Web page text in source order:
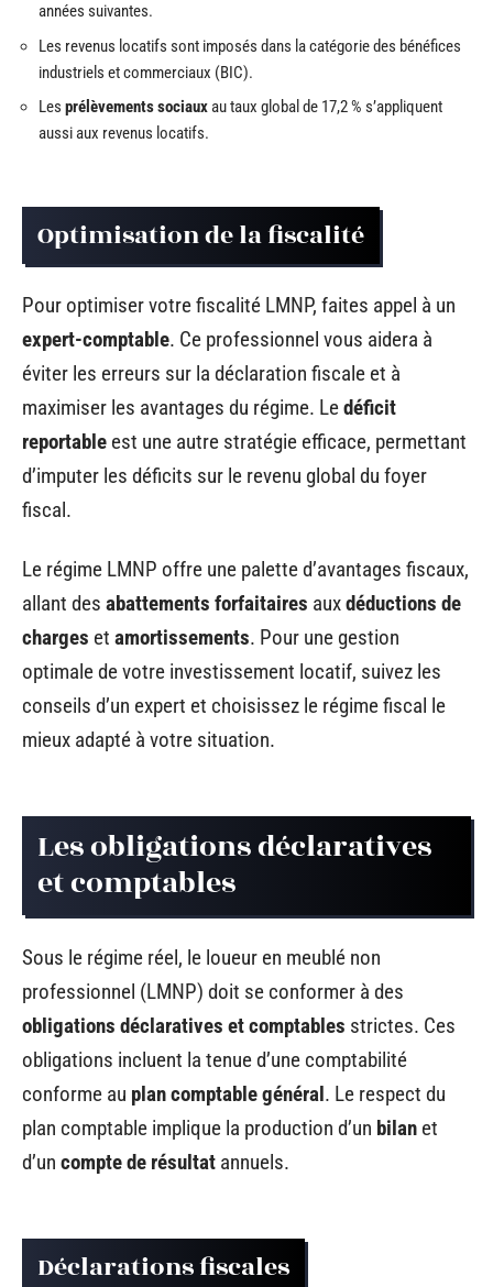
années suivantes.
Les revenus locatifs sont imposés dans la catégorie des bénéfices
industriels et commerciaux (BIC).
Les prélèvements sociauxau taux global de 17,2 % s’appliquent
aussi aux revenus locatifs.
Optimisation de la fiscalité
Pour optimiser votre fiscalité LMNP, faites appel à un
expert-comptable. Ce professionnel vous aidera à
éviter les erreurs sur la déclaration fiscale et à
maximiser les avantages du régime. Ledéficit
reportable est une autre stratégie efficace, permettant
d’imputer les déficits sur le revenu global du foyer
fiscal.
Le régime LMNP offre une palette d’avantages fiscaux,
allant des abattements forfaitaires auxdéductions de
charges et amortissements. Pour une gestion
optimale de votre investissement locatif, suivez les
conseils d’un expert et choisissez le régime fiscal le
mieux adapté à votre situation.
Les obligations déclaratives
et comptables
Sous le régime réel, le loueur en meublé non
professionnel (LMNP) doit se conformer à des
obligations déclaratives et comptables strictes. Ces
obligations incluent la tenue d’une comptabilité
conforme au plan comptable général. Le respect du
plan comptable implique la production d’un bilan et
d’un compte de résultat annuels.
Déclarations fiscales